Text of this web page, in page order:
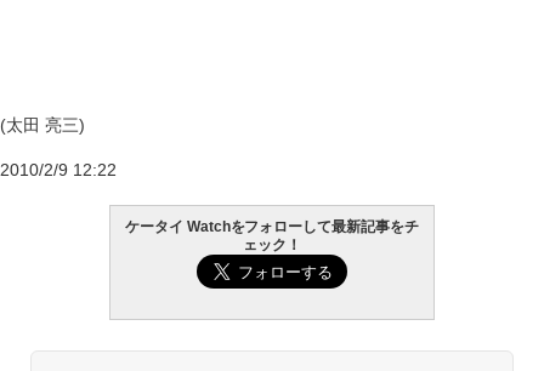
(太田 亮三)
2010/2/9 12:22
ケータイ Watchをフォローして最新記事をチ
ェック！